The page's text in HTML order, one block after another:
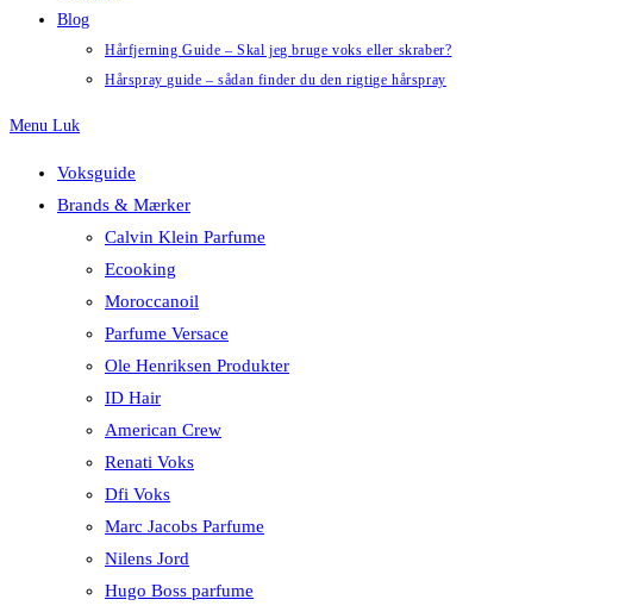
Blog
Hårfjerning Guide – Skal jeg bruge voks eller skraber?
Hårspray guide – sådan finder du den rigtige hårspray
Menu Luk
Voksguide
Brands & Mærker
Calvin Klein Parfume
Ecooking
Moroccanoil
Parfume Versace
Ole Henriksen Produkter
ID Hair
American Crew
Renati Voks
Dfi Voks
Marc Jacobs Parfume
Nilens Jord
Hugo Boss parfume